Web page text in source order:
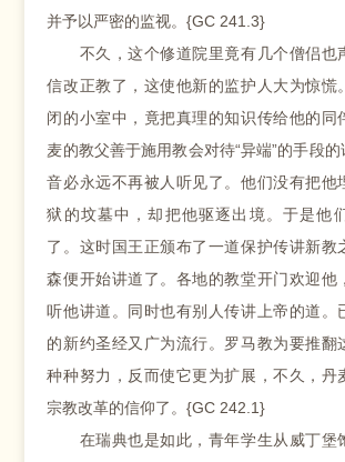
并予以严密的监视。{GC 241.3}
不久，这个修道院里竟有几个僧侣也
信改正教了，这使他新的监护人大为惊慌
闭的小室中，竟把真理的知识传给他的同
麦的教父善于施用教会对待“异端”的手段
音必永远不再被人听见了。他们没有把他
狱的坟墓中，却把他驱逐出境。于是他
了。这时国王正颁布了一道保护传讲新教
森便开始讲道了。各地的教堂开门欢迎他
听他讲道。同时也有别人传讲上帝的道。
的新约圣经又广为流行。罗马教为要推翻
种种努力，反而使它更为扩展，不久，丹
宗教改革的信仰了。{GC 242.1}
在瑞典也是如此，青年学生从威丁堡